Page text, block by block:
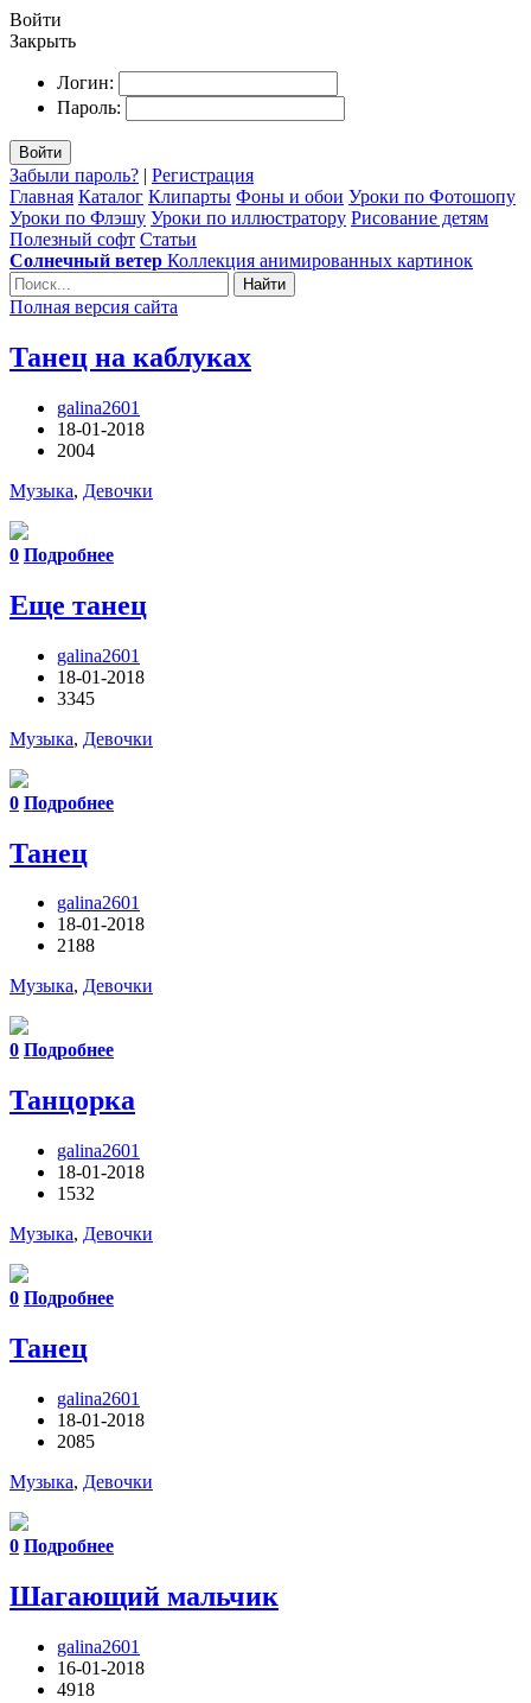
Войти
Закрыть
Логин:
Пароль:
Войти
Забыли пароль? | Регистрация
Главная Каталог Клипарты Фоны и обои Уроки по Фотошопу
Уроки по Флэшу Уроки по иллюстратору Рисование детям
Полезный софт Статьи
Солнечный ветер Коллекция анимированных картинок
Найти
Полная версия сайта
Танец на каблуках
galina2601
18-01-2018
2004
Музыка, Девочки
0 Подробнее
Еще танец
galina2601
18-01-2018
3345
Музыка, Девочки
0 Подробнее
Танец
galina2601
18-01-2018
2188
Музыка, Девочки
0 Подробнее
Танцорка
galina2601
18-01-2018
1532
Музыка, Девочки
0 Подробнее
Танец
galina2601
18-01-2018
2085
Музыка, Девочки
0 Подробнее
Шагающий мальчик
galina2601
16-01-2018
4918